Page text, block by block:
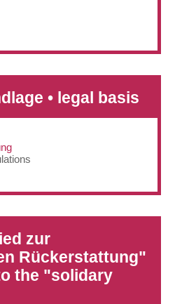
• legal basis
zur
Rückerstattung"
the "solidary